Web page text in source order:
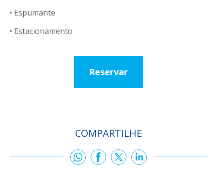
• Espumante
• Estacionamento
Reservar
COMPARTILHE